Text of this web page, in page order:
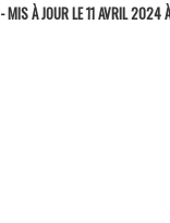
- MIS À JOUR LE 11 AVRIL